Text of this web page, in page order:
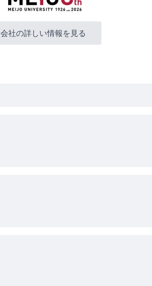
会社の詳しい情報を見る